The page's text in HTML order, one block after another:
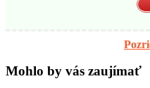
Mohlo by vás zaujímať